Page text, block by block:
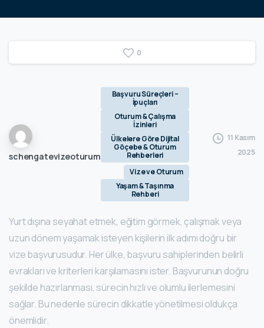
0
schengatevizeoturum
Başvuru Süreçleri –
İpuçları
Oturum & Çalışma
İzinleri
Ülkelere Göre Dijital
Göçebe & Oturum
Rehberleri
Vize ve Oturum
Yaşam & Taşınma
Rehberi
11 Kasım
2025
Yurt dışına seyahat etmek, eğitim görmek, çalışmak veya
uzun dönem yaşamak isteyen kişilerin ilk adımı doğru bir
vize başvurusudur. Her ülke, başvuru sahiplerinden belirli
evrakları ve kriterleri karşılamasını ister. Başvurunun doğru
şekilde hazırlanması, sürecin hızlı ve olumlu ilerlemesini
sağlar. Bu nedenle sürecin dikkatle yönetilmesi oldukça
önemlidir.